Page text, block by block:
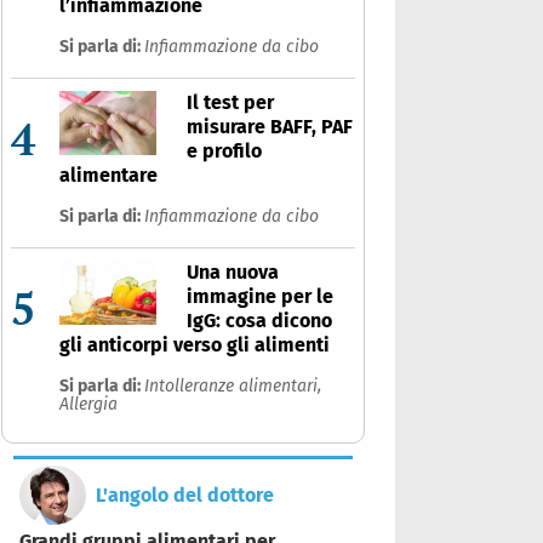
l’infiammazione
Si parla di: Infiammazione da cibo
4
Il test per
misurare BAFF, PAF
e profilo
alimentare
Si parla di: Infiammazione da cibo
5
Una nuova
immagine per le
IgG: cosa dicono
gli anticorpi verso gli alimenti
Si parla di: Intolleranze alimentari,
Allergia
L'angolo del dottore